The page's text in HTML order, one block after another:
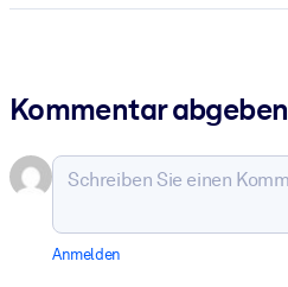
Kommentar abgeben
Anmelden